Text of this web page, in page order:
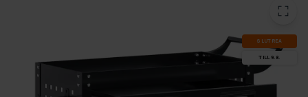
SLUT­REA
TILL 9.8.